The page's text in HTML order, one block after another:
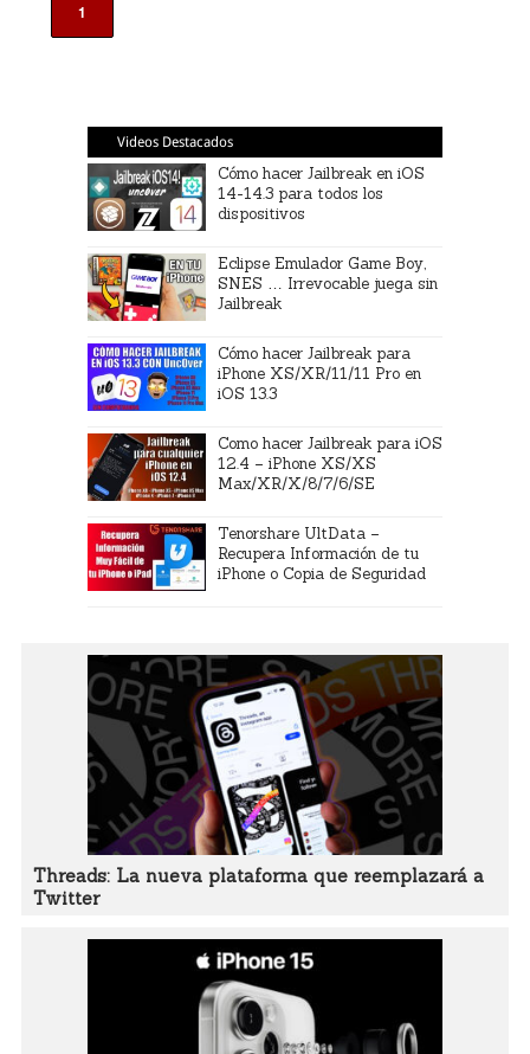
1
Videos Destacados
Cómo hacer Jailbreak en iOS
14-14.3 para todos los
dispositivos
Eclipse Emulador Game Boy,
SNES … Irrevocable juega sin
Jailbreak
Cómo hacer Jailbreak para
iPhone XS/XR/11/11 Pro en
iOS 13.3
Como hacer Jailbreak para iOS
12.4 – iPhone XS/XS
Max/XR/X/8/7/6/SE
Tenorshare UltData –
Recupera Información de tu
iPhone o Copia de Seguridad
Threads: La nueva plataforma que reemplazará a
Twitter